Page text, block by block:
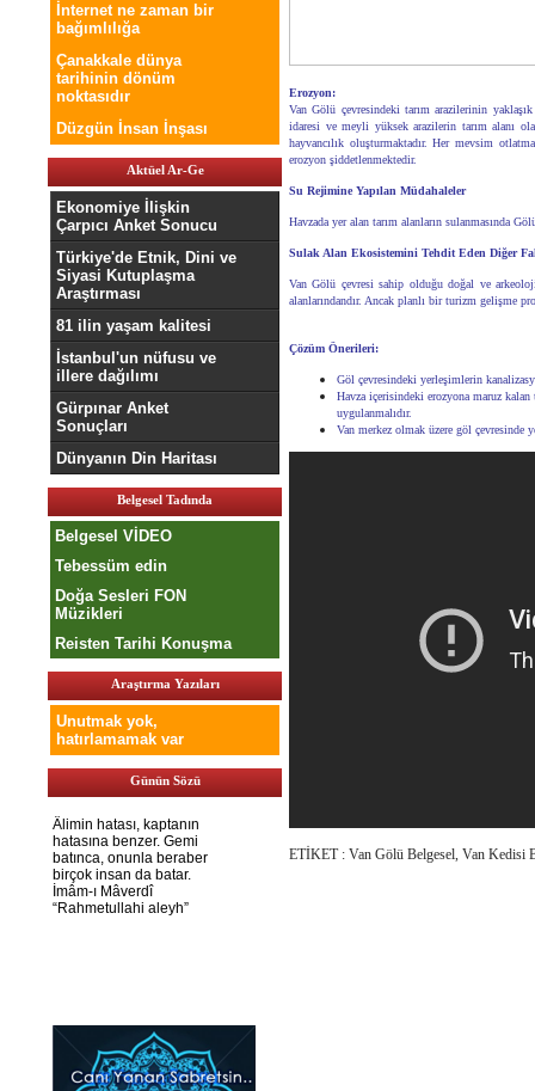
İnternet ne zaman bir
bağımlılığa
Çanakkale dünya
tarihinin dönüm
noktasıdır
Düzgün İnsan İnşası
Aktüel Ar-Ge
Ekonomiye İlişkin
Çarpıcı Anket Sonucu
Türkiye'de Etnik, Dini ve
Siyasi Kutuplaşma
Araştırması
81 ilin yaşam kalitesi
İstanbul'un nüfusu ve
illere dağılımı
Gürpınar Anket
Sonuçları
Dünyanın Din Haritası
Belgesel Tadında
Belgesel VİDEO
Tebessüm edin
Doğa Sesleri FON
Müzikleri
Reisten Tarihi Konuşma
Araştırma Yazıları
Unutmak yok,
hatırlamamak var
Günün Sözü
Erozyon:
Van Gölü çevresindeki tarım arazilerinin
idaresi ve meyli yüksek arazilerin tarım alanı
hayvancılık oluşturmaktadır. Her mevsim
erozyon şiddetlenmektedir.
Su Rejimine Yapılan Müdahaleler
Havzada yer alan tarım alanların sulanmasında
Sulak Alan Ekosistemini Tehdit Eden Diğer
Van Gölü çevresi sahip olduğu doğal ve
alanlarındandır. Ancak planlı bir turizm gelişme
Çözüm Önerileri:
Göl çevresindeki yerleşimlerin
Havza içerisindeki erozyona maruz
uygulanmalıdır.
Van merkez olmak üzere göl çevresinde
ETİKET : Van Gölü Belgesel, Van Kedisi